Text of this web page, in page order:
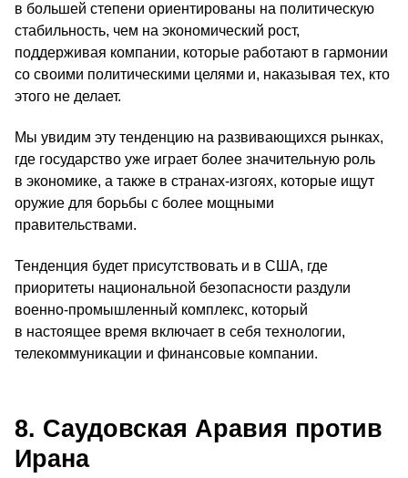
в большей степени ориентированы на политическую
стабильность, чем на экономический рост,
поддерживая компании, которые работают в гармонии
со своими политическими целями и, наказывая тех, кто
этого не делает.
Мы увидим эту тенденцию на развивающихся рынках,
где государство уже играет более значительную роль
в экономике, а также в странах-изгоях, которые ищут
оружие для борьбы с более мощными
правительствами.
Тенденция будет присутствовать и в США, где
приоритеты национальной безопасности раздули
военно-промышленный комплекс, который
в настоящее время включает в себя технологии,
телекоммуникации и финансовые компании.
8. Саудовская Аравия против
Ирана